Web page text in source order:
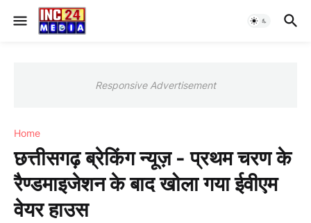
Responsive Advertisement
Home
छत्तीसगढ़ ब्रेकिंग न्यूज़ - प्रथम चरण के
रैण्डमाइजेशन के बाद खोला गया ईवीएम
वेयर हाउस